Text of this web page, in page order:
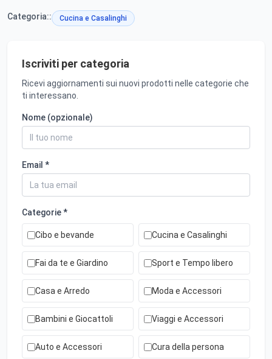
Categoria:: Cucina e Casalinghi
Iscriviti per categoria
Ricevi aggiornamenti sui nuovi prodotti nelle categorie che
ti interessano.
Nome (opzionale)
Email *
Categorie *
Cibo e bevande Cucina e Casalinghi
Fai da te e Giardino Sport e Tempo libero
Casa e Arredo Moda e Accessori
Bambini e Giocattoli Viaggi e Accessori
Auto e Accessori Cura della persona